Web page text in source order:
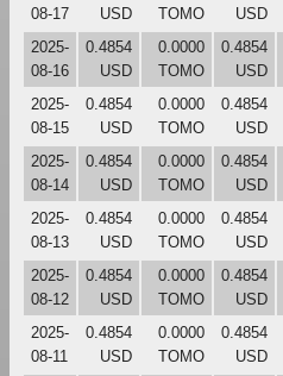
08-17
USD
TOMO
USD
2025-
08-16
0.4854
USD
0.0000
TOMO
0.4854
USD
2025-
08-15
0.4854
USD
0.0000
TOMO
0.4854
USD
2025-
08-14
0.4854
USD
0.0000
TOMO
0.4854
USD
2025-
08-13
0.4854
USD
0.0000
TOMO
0.4854
USD
2025-
08-12
0.4854
USD
0.0000
TOMO
0.4854
USD
2025-
08-11
0.4854
USD
0.0000
TOMO
0.4854
USD